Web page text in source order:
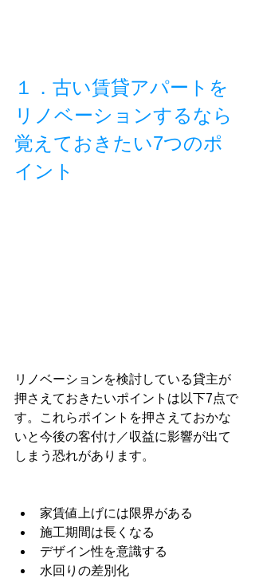
１．古い賃貸アパートを
リノベーションするなら
覚えておきたい7つのポ
イント
リノベーションを検討している貸主が
押さえておきたいポイントは以下7点で
す。これらポイントを押さえておかな
いと今後の客付け／収益に影響が出て
しまう恐れがあります。
家賃値上げには限界がある
施工期間は長くなる
デザイン性を意識する
水回りの差別化